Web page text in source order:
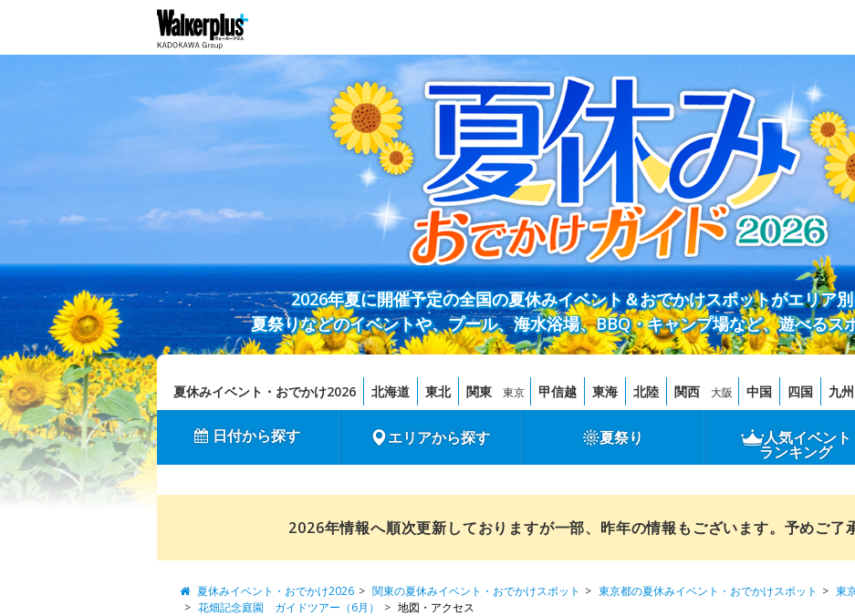
2026年夏に開催予定の全国の夏休みイベント＆おでかけスポットがエリア
夏祭りなどのイベントや、プール、海水浴場、BBQ・キャンプ場など、遊べるス
夏休みイベント・おでかけ2026 北海道 東北 関東 東京 甲信越 東海 北陸 関西 大阪 中国 四国 九
日付から探す エリアから探す 夏祭り 人気イベント
ランキング
2026年情報へ順次更新しておりますが一部、昨年の情報もございます。予めご了
夏休みイベント・おでかけ2026 関東の夏休みイベント・おでかけスポット 東京都の夏休みイベント・おでかけスポット
東
花畑記念庭園 ガイドツアー（6月）
地図・アクセス